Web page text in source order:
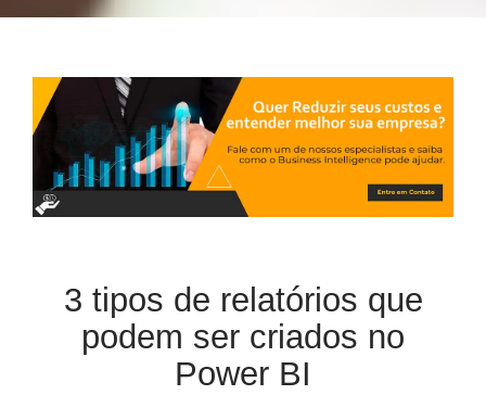
3 tipos de relatórios que
podem ser criados no
Power BI